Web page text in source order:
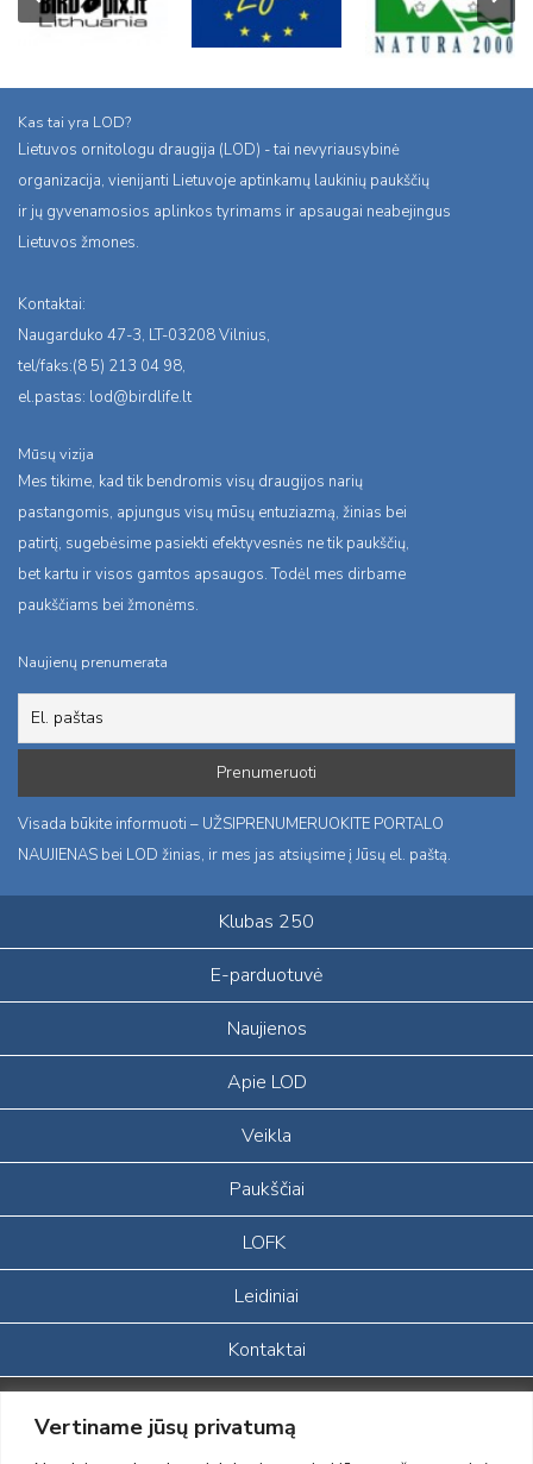
Vertiname jūsų privatumą
Kas tai yra LOD?
Lietuvos ornitologu draugija (LOD) - tai nevyriausybinė
organizacija, vienijanti Lietuvoje aptinkamų laukinių paukščių
ir jų gyvenamosios aplinkos tyrimams ir apsaugai neabejingus
Lietuvos žmones.
Kontaktai:
Naugarduko 47-3, LT-03208 Vilnius,
tel/faks:(8 5) 213 04 98,
el.pastas: lod@birdlife.lt
Mūsų vizija
Mes tikime, kad tik bendromis visų draugijos narių
pastangomis, apjungus visų mūsų entuziazmą, žinias bei
patirtį, sugebėsime pasiekti efektyvesnės ne tik paukščių,
bet kartu ir visos gamtos apsaugos. Todėl mes dirbame
paukščiams bei žmonėms.
Naujienų prenumerata
Visada būkite informuoti – UŽSIPRENUMERUOKITE PORTALO
NAUJIENAS bei LOD žinias, ir mes jas atsiųsime į Jūsų el. paštą.
Klubas 250
E-parduotuvė
Naujienos
Apie LOD
Veikla
Paukščiai
LOFK
Leidiniai
Kontaktai
Portalas sukurtas įgyvendinant Lietuvos Respublikos, Europos
ekonominės erdvės ir Norvegijos finansinių mechanizmų iš dalies